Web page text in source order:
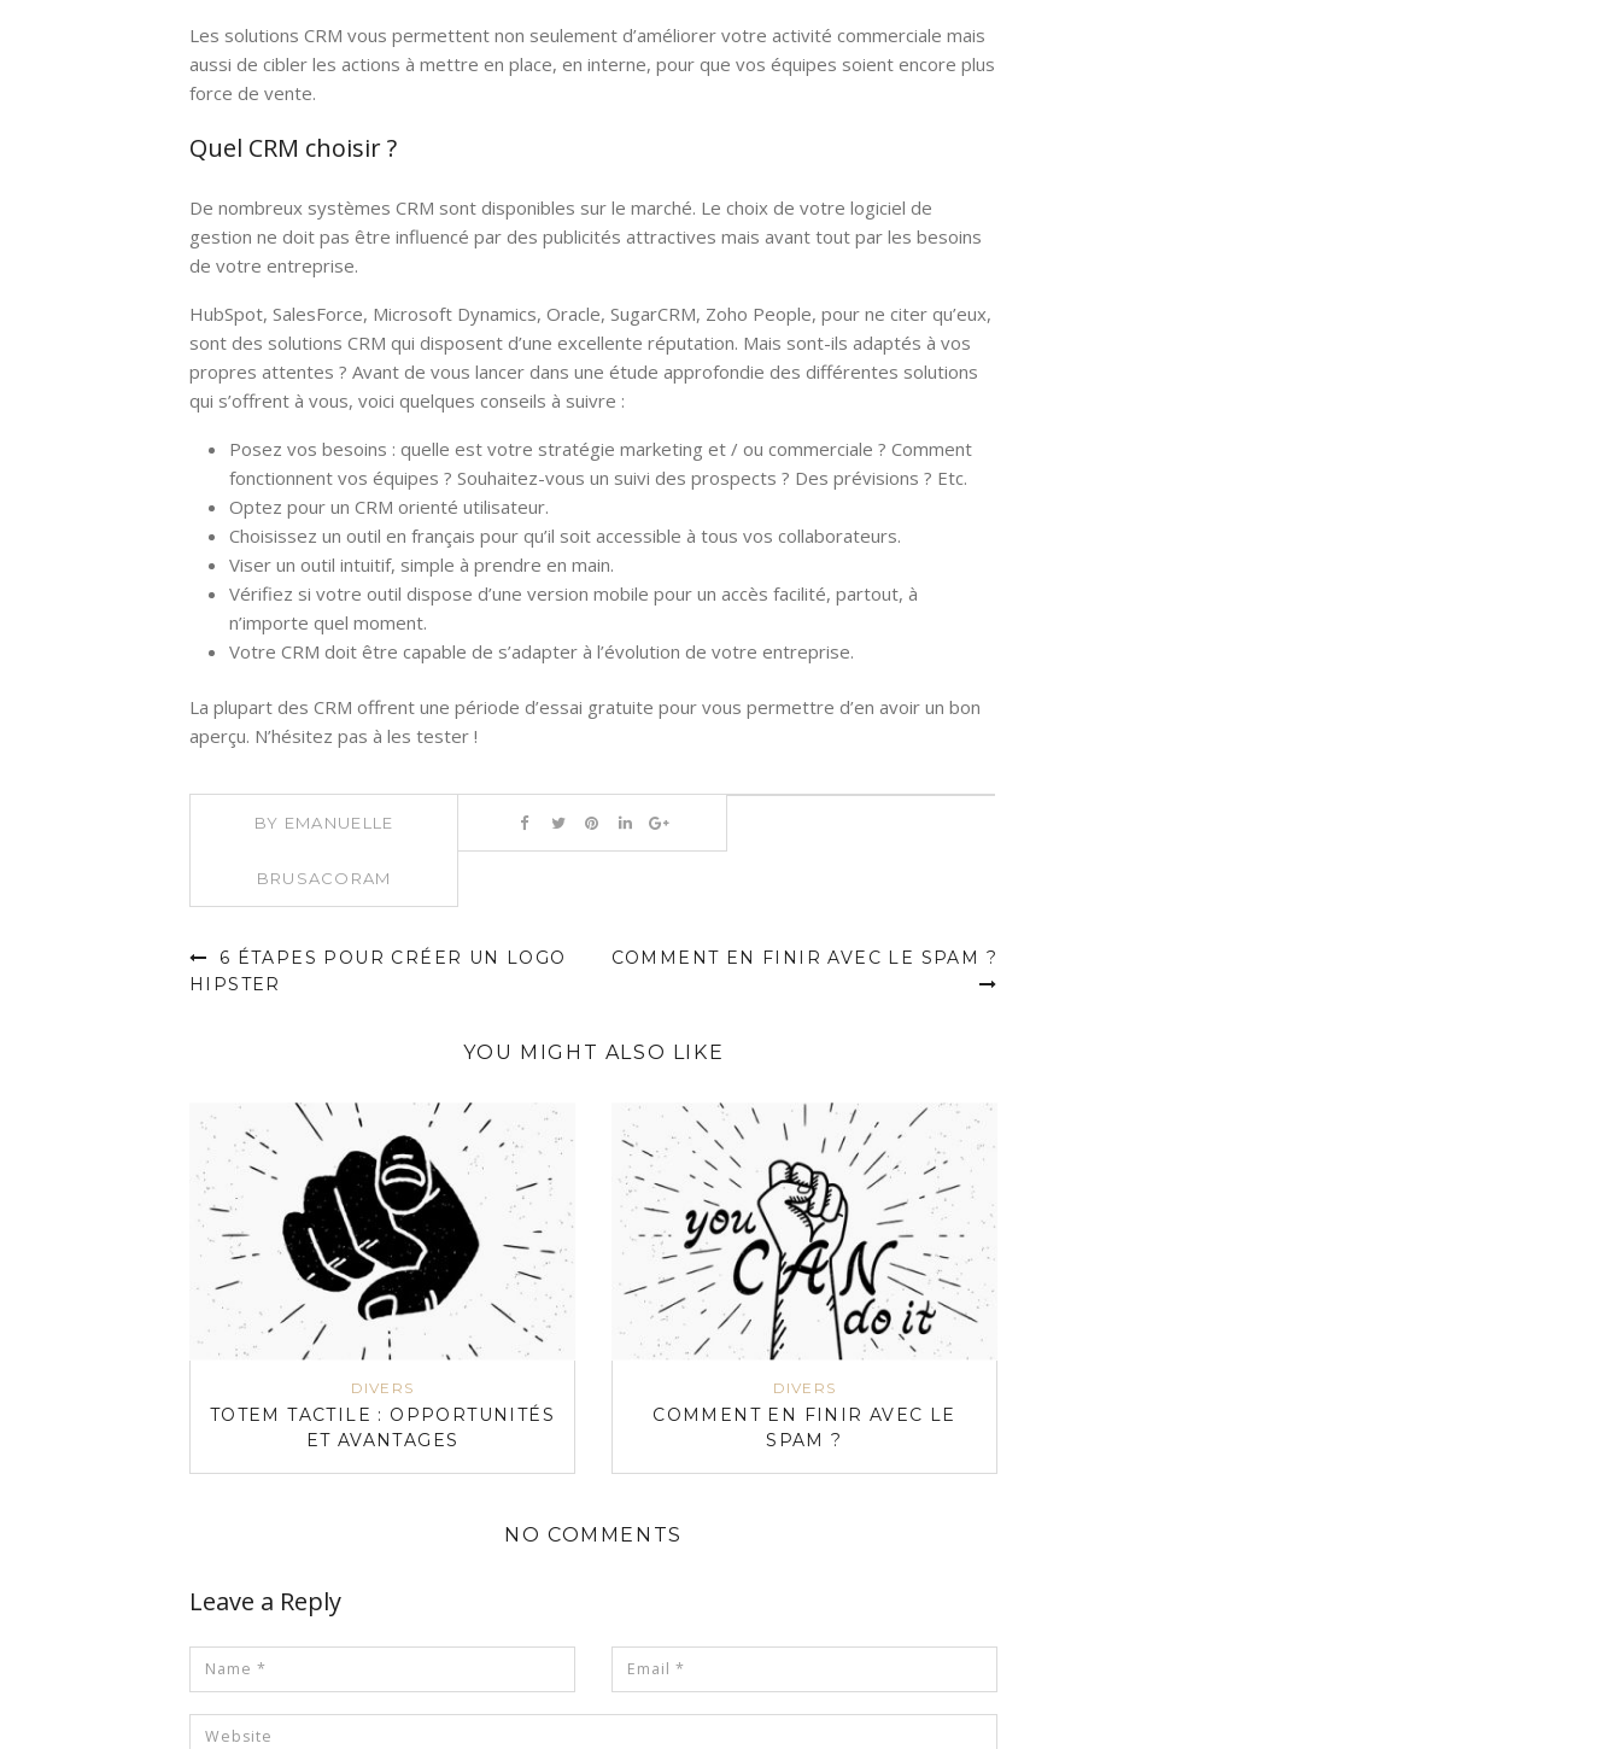
Les solutions CRM vous permettent non seulement d’améliorer votre activité commerciale mais
aussi de cibler les actions à mettre en place, en interne, pour que vos équipes soient encore plus
force de vente.
Quel CRM choisir ?
De nombreux systèmes CRM sont disponibles sur le marché. Le choix de votre logiciel de
gestion ne doit pas être influencé par des publicités attractives mais avant tout par les besoins
de votre entreprise.
HubSpot, SalesForce, Microsoft Dynamics, Oracle, SugarCRM, Zoho People, pour ne citer qu’eux,
sont des solutions CRM qui disposent d’une excellente réputation. Mais sont-ils adaptés à vos
propres attentes ? Avant de vous lancer dans une étude approfondie des différentes solutions
qui s’offrent à vous, voici quelques conseils à suivre :
Posez vos besoins : quelle est votre stratégie marketing et / ou commerciale ? Comment
fonctionnent vos équipes ? Souhaitez-vous un suivi des prospects ? Des prévisions ? Etc.
Optez pour un CRM orienté utilisateur.
Choisissez un outil en français pour qu’il soit accessible à tous vos collaborateurs.
Viser un outil intuitif, simple à prendre en main.
Vérifiez si votre outil dispose d’une version mobile pour un accès facilité, partout, à
n’importe quel moment.
Votre CRM doit être capable de s’adapter à l’évolution de votre entreprise.
La plupart des CRM offrent une période d’essai gratuite pour vous permettre d’en avoir un bon
aperçu. N’hésitez pas à les tester !
BY EMANUELLE
BRUSACORAM
6 ÉTAPES POUR CRÉER UN LOGO
HIPSTER
COMMENT EN FINIR AVEC LE SPAM ?
YOU MIGHT ALSO LIKE
DIVERS
TOTEM TACTILE : OPPORTUNITÉS
ET AVANTAGES
DIVERS
COMMENT EN FINIR AVEC LE
SPAM ?
NO COMMENTS
Leave a Reply